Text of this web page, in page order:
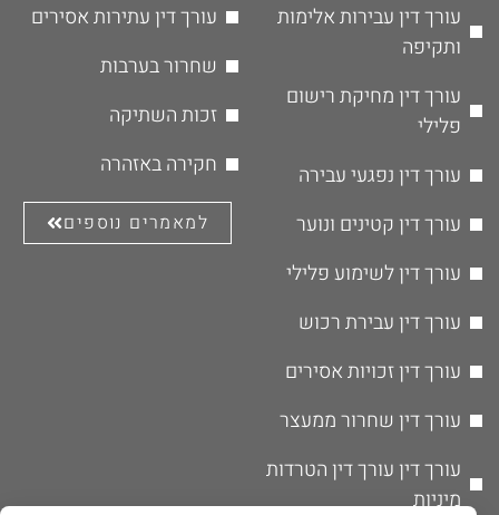
עורך דין עבירות אלימות
ותקיפה
עורך דין מחיקת רישום
פלילי
עורך דין נפגעי עבירה
עורך דין קטינים ונוער
עורך דין לשימוע פלילי
עורך דין עבירת רכוש
עורך דין זכויות אסירים
עורך דין שחרור ממעצר
עורך דין עורך דין הטרדות
מיניות
עורך דין עתירות אסירים
שחרור בערבות
זכות השתיקה
חקירה באזהרה
למאמרים נוספים